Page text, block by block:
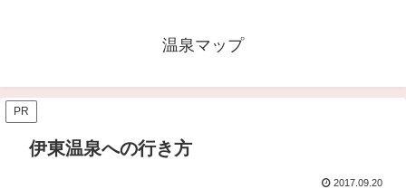
温泉マップ
PR
伊東温泉への行き方
2017.09.20